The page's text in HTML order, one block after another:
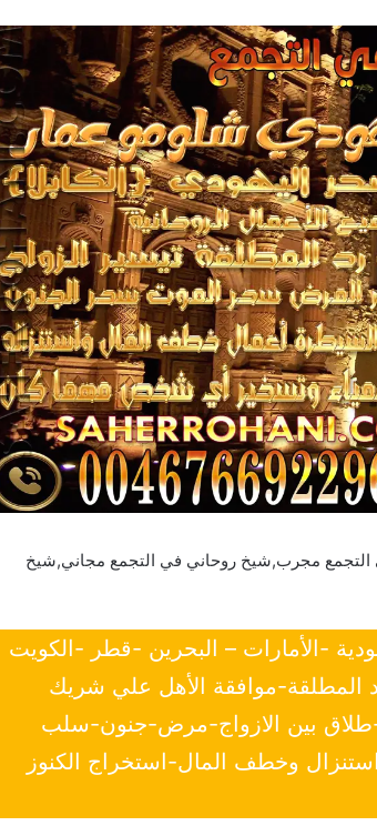
مجرب,شيخ روحاني في التجمع مجاني,شيخ
-الأمارات – البحرين -قطر -الكويت
المطلقة-موافقة الأهل علي شريك
طلاق بين الازواج-مرض-جنون-سلب
وخطف المال-استخراج الكنوز